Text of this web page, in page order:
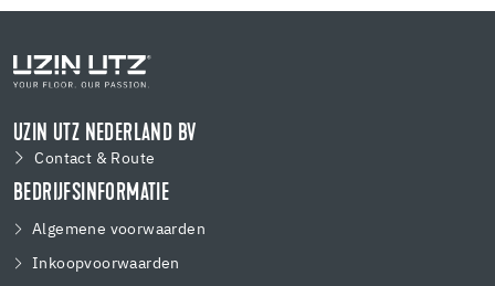
UZIN UTZ NEDERLAND BV
Contact & Route
BEDRIJFSINFORMATIE
Algemene voorwaarden
Inkoopvoorwaarden